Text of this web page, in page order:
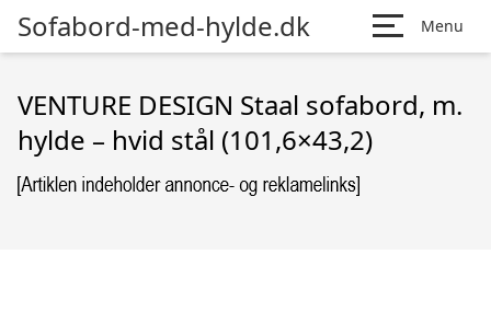
Sofabord-med-hylde.dk Menu
VENTURE DESIGN Staal sofabord, m.
hylde – hvid stål (101,6×43,2)